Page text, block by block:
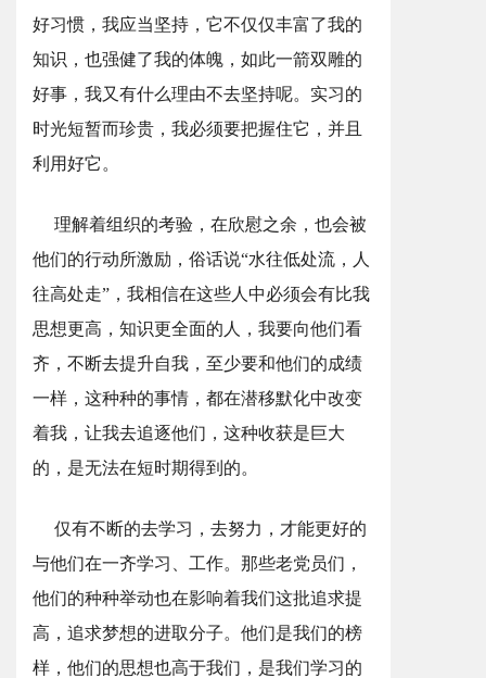
好习惯，我应当坚持，它不仅仅丰富了我的
知识，也强健了我的体魄，如此一箭双雕的
好事，我又有什么理由不去坚持呢。实习的
时光短暂而珍贵，我必须要把握住它，并且
利用好它。
理解着组织的考验，在欣慰之余，也会被
他们的行动所激励，俗话说“水往低处流，人
往高处走”，我相信在这些人中必须会有比我
思想更高，知识更全面的人，我要向他们看
齐，不断去提升自我，至少要和他们的成绩
一样，这种种的事情，都在潜移默化中改变
着我，让我去追逐他们，这种收获是巨大
的，是无法在短时期得到的。
仅有不断的去学习，去努力，才能更好的
与他们在一齐学习、工作。那些老党员们，
他们的种种举动也在影响着我们这批追求提
高，追求梦想的进取分子。他们是我们的榜
样，他们的思想也高于我们，是我们学习的